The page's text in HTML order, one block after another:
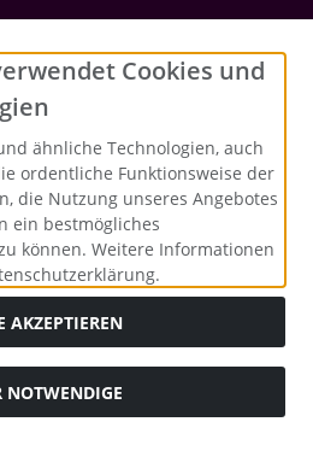
MwSt. zzgl.Versandkosten
entsprechen dem bisherigen Preis
Cookies und
ähnliche Technologien, auch
ordentliche Funktionsweise der
die Nutzung unseres Angebotes
ein bestmögliches
können. Weitere Informationen
AKZEPTIEREN
NOTWENDIGE